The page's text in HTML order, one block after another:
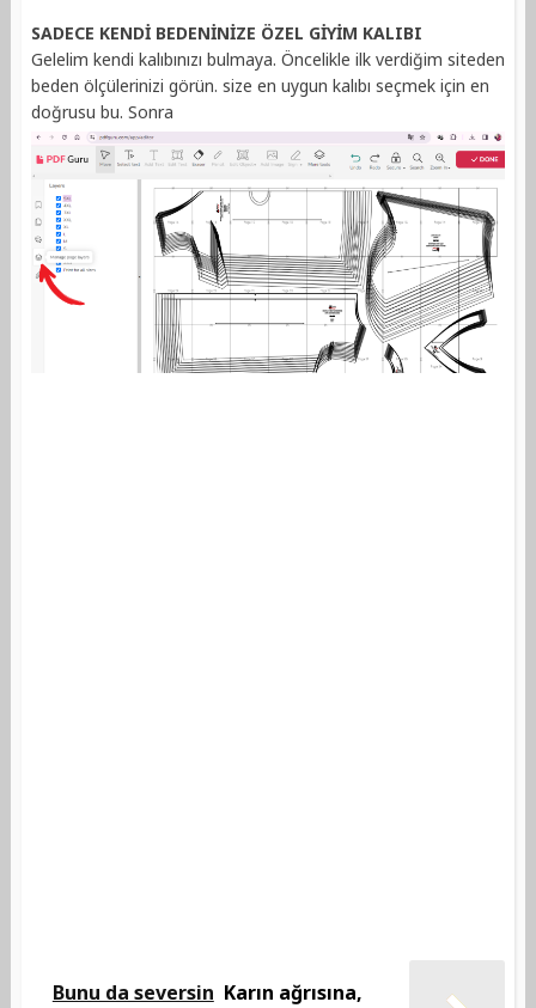
SADECE KENDİ BEDENİNİZE ÖZEL GİYİM KALIBI
Gelelim kendi kalıbınızı bulmaya. Öncelikle ilk verdiğim siteden
beden ölçülerinizi görün. size en uygun kalıbı seçmek için en
doğrusu bu. Sonra
Bunu da seversin Karın ağrısına,